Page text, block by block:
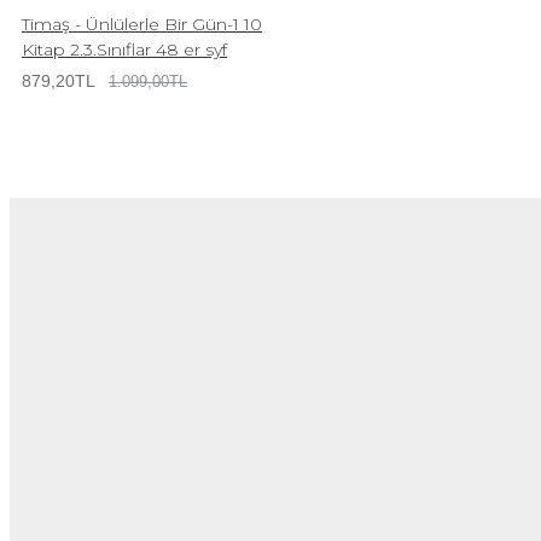
Timaş - Ünlülerle Bir Gün-1 10
Kitap 2.3.Sınıflar 48 er syf
879,20TL 1.099,00TL